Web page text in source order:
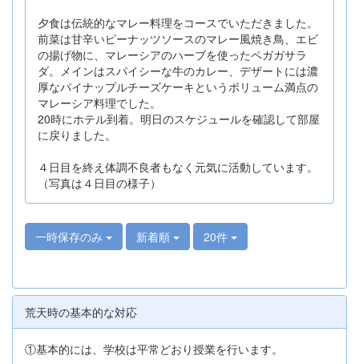
夕食は伝統的なマレー料理をコースでいただきました。
前菜は甘辛いピーナッツソースのマレー風焼き鳥、エビ
の揚げ物に、マレーシアのハーブを使ったペガガサラ
ダ。メインはスパイシーな牛のカレー、デザートには濃
厚なパイナップルチーズケーキというボリューム満点の
マレーシア料理でした。
20時にホテル到着。明日のスケジュールを確認して部屋
に戻りました。
４日目を終え体調不良者もなく元気に活動しています。
（写真は４日目の様子）
一時保存のみ 新着順 20件
荒天時の基本的な対応
①基本的には、学校は平常どおり授業を行います。